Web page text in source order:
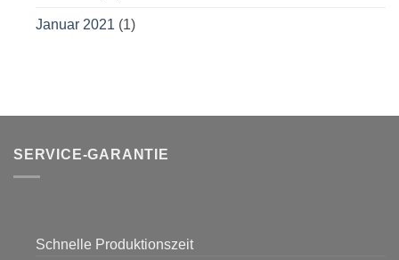
Januar 2021 (1)
SERVICE-GARANTIE
Schnelle Produktionszeit